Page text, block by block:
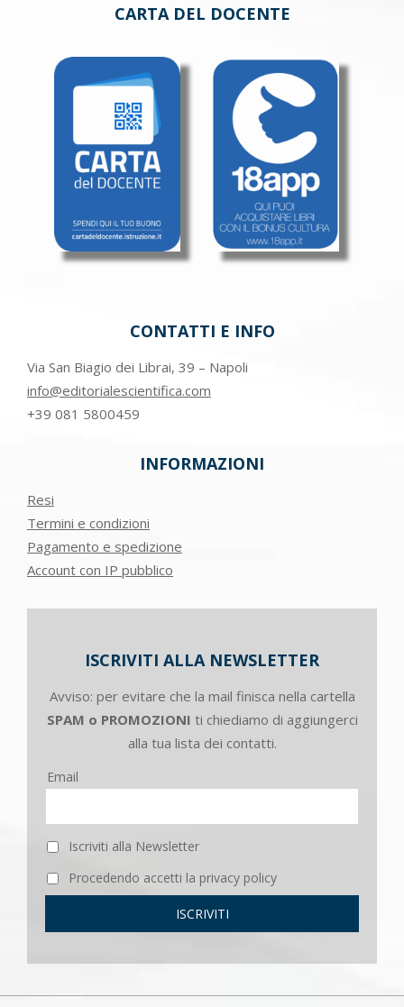
CARTA DEL DOCENTE
CONTATTI E INFO
Via San Biagio dei Librai, 39 – Napoli
info@editorialescientifica.com
+39 081 5800459
INFORMAZIONI
Resi
Termini e condizioni
Pagamento e spedizione
Account con IP pubblico
ISCRIVITI ALLA NEWSLETTER
Avviso: per evitare che la mail finisca nella cartella
SPAM o PROMOZIONI ti chiediamo di aggiungerci
alla tua lista dei contatti.
Email
Iscriviti alla Newsletter
Procedendo accetti la privacy policy